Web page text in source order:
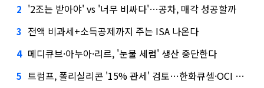
2 '2조는 받아야' vs '너무 비싸다'…공차, 매각 성공할까
3 전액 비과세+소득공제까지 주는 ISA 나온다
4 메디큐브·아누아·리르, '눈물 세럼' 생산 중단한다
5 트럼프, 폴리실리콘 '15% 관세' 검토…한화큐셀·OCI 영향은?